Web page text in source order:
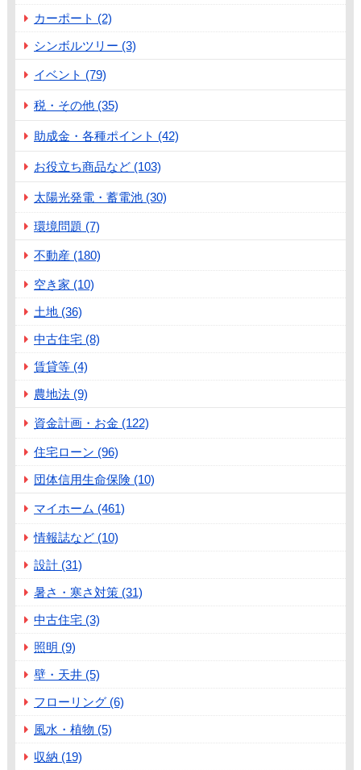
カーポート (2)
シンボルツリー (3)
イベント (79)
税・その他 (35)
助成金・各種ポイント (42)
お役立ち商品など (103)
太陽光発電・蓄電池 (30)
環境問題 (7)
不動産 (180)
空き家 (10)
土地 (36)
中古住宅 (8)
賃貸等 (4)
農地法 (9)
資金計画・お金 (122)
住宅ローン (96)
団体信用生命保険 (10)
マイホーム (461)
情報誌など (10)
設計 (31)
暑さ・寒さ対策 (31)
中古住宅 (3)
照明 (9)
壁・天井 (5)
フローリング (6)
風水・植物 (5)
収納 (19)